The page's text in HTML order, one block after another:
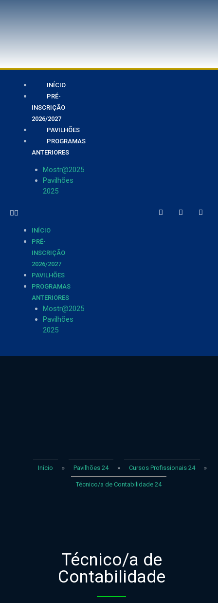
INÍCIO
PRÉ-
INSCRIÇÃO
2026/2027
PAVILHÕES
PROGRAMAS
ANTERIORES
Mostr@2025
Pavilhões
2025
INÍCIO
PRÉ-
INSCRIÇÃO
2026/2027
PAVILHÕES
PROGRAMAS
ANTERIORES
Mostr@2025
Pavilhões
2025
Início » Pavilhões 24 » Cursos Profissionais 24 »
Técnico/a de Contabilidade 24
Técnico/a de
Contabilidade